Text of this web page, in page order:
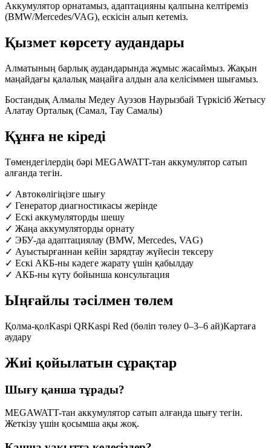
Аккумулятор орнатамыз, адаптацияны қалпына келтіреміз
(BMW/Mercedes/VAG), ескісін алып кетеміз.
Қызмет көрсету аудандары
Алматының барлық аудандарында жұмыс жасаймыз. Жақын
маңайдағы қалалық маңайға алдын ала келісіммен шығамыз.
Бостандық Алмалы Медеу Ауэзов Наурызбай Түркісіб Жетысу
Алатау Орталық (Самал, Тау Самалы)
Құнға не кіреді
Төмендегілердің бәрі MEGAWATT-тан аккумулятор сатып
алғанда тегін.
✓ Автокөлігіңізге шығу
✓ Генератор диагностикасы жерінде
✓ Ескі аккумуляторды шешу
✓ Жаңа аккумуляторды орнату
✓ ЭБУ-да адаптациялау (BMW, Mercedes, VAG)
✓ Ауыстырғаннан кейін зарядтау жүйесін тексеру
✓ Ескі АКБ-ны кәдеге жарату үшін қабылдау
✓ АКБ-ны күту бойынша консультация
Ыңғайлы тәсілмен төлем
Қолма-қолKaspi QRKaspi Red (бөліп төлеу 0–3–6 ай)Картаға
аудару
Жиі қойылатын сұрақтар
Шығу қанша тұрады?
MEGAWATT-тан аккумулятор сатып алғанда шығу тегін.
Жеткізу үшін қосымша ақы жоқ.